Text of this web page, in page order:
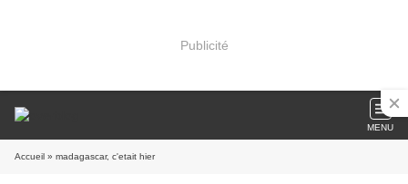
Publicité
MENU
Accueil » madagascar, c'etait hier